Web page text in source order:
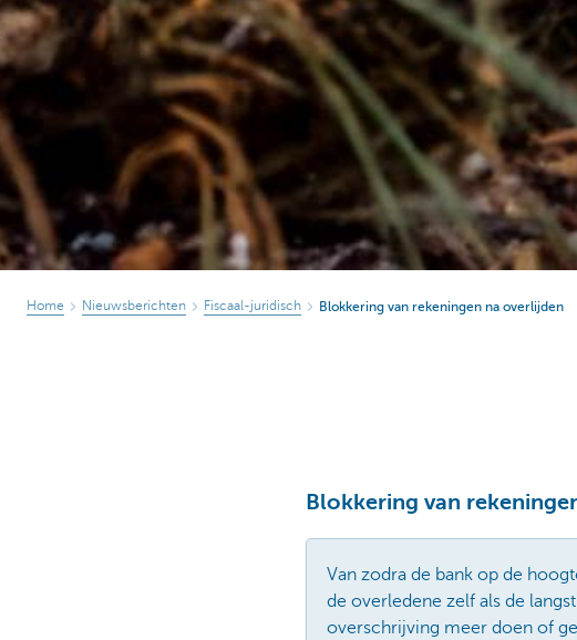
Home Nieuwsberichten Fiscaal-juridisch Blokkering van rekeningen na overlijden
Blokkering van
Van zodra de bank op de
de overledene zelf als de
overschrijving meer doen of